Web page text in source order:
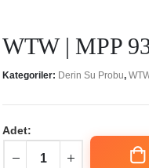
WTW | MPP
Kategoriler: Derin Su Probu,
Adet: